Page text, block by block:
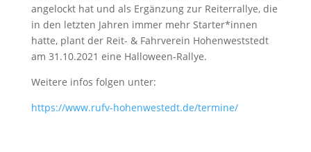
angelockt hat und als Ergänzung zur Reiterrallye, die
in den letzten Jahren immer mehr Starter*innen
hatte, plant der Reit- & Fahrverein Hohenweststedt
am 31.10.2021 eine Halloween-Rallye.
Weitere infos folgen unter:
https://www.rufv-hohenwestedt.de/termine/